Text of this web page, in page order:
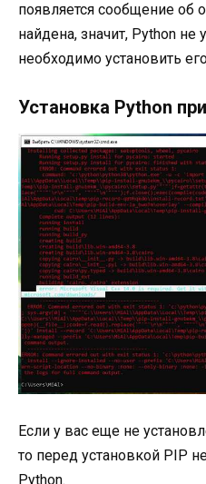
появляется сообщение об
найдена, значит, Python не
необходимо установить
Установка Python
Если у вас еще не
то перед установкой PIP
Python.